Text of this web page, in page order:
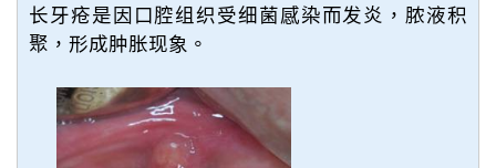
长牙疮是因口腔组织受细菌感染而发炎，脓液积
聚，形成肿胀现象。